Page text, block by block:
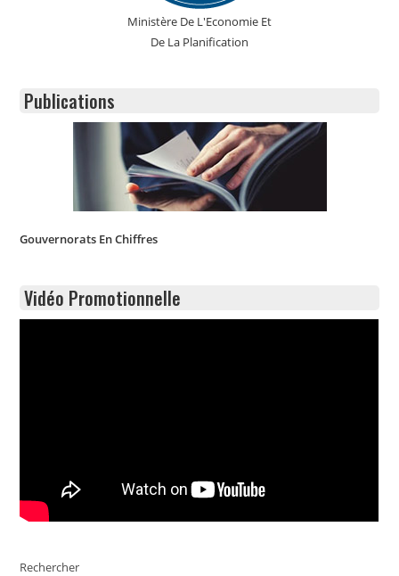
Ministère De L'Economie Et
De La Planification
Publications
Gouvernorats En Chiffres
Vidéo Promotionnelle
Rechercher